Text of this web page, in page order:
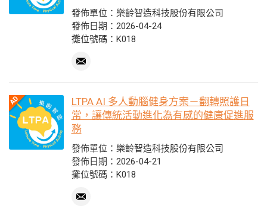
發佈單位：樂齡智造科技股份有限公司
發佈日期：2026-04-24
攤位號碼：K018
LTPA AI 多人動腦健身方案－翻轉照護日
常，讓傳統活動進化為有感的健康促進服
務
發佈單位：樂齡智造科技股份有限公司
發佈日期：2026-04-21
攤位號碼：K018